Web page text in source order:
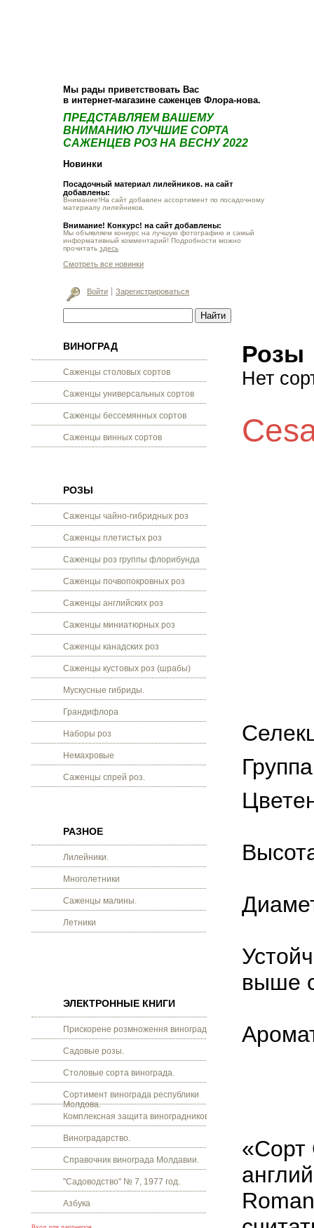
Мы рады приветствовать Вас
в интернет-магазине саженцев Флора-нова.
ПРЕДСТАВЛЯЕМ ВАШЕМУ
ВНИМАНИЮ ЛУЧШИЕ СОРТА
САЖЕНЦЕВ РОЗ НА ВЕСНУ 2022
Новинки
Посадочный материал лилейников. на сайт
добавлены:
Внимание!На сайт добавлен ассортимент по посадочному
материалу лилейников.
Внимание! Конкурс! на сайт добавлены:
Мы объявляем конкурс на лучшую фотографию и самый
информативный комментарий! Подробности можно
прочитать здесь
Смотреть все новинки
Войти Зарегистрироваться
ВИНОГРАД
Саженцы столовых сортов
Саженцы универсальных сортов
Саженцы бессемянных сортов
Саженцы винных сортов
РОЗЫ
Саженцы чайно-гибридных роз
Саженцы плетистых роз
Саженцы роз группы флорибунда
Саженцы почвопокровных роз
Саженцы английских роз
Саженцы миниатюрных роз
Саженцы канадских роз
Саженцы кустовых роз (шрабы)
Мускусные гибриды.
Грандифлора
Наборы роз
Немахровые
Саженцы спрей роз.
РАЗНОЕ
Лилейники.
Многолетники
Саженцы малины.
Летники
ЭЛЕКТРОННЫЕ КНИГИ
Прискорене розмноження винограду.
Садовые розы.
Столовые сорта винограда.
Сортимент винограда республики
Молдова.
Комплексная защита виноградников.
Виноградарство.
Справочник винограда Молдавии.
"Садоводство" № 7, 1977 год.
Азбука
Розы
Нет
выше
«Сорт